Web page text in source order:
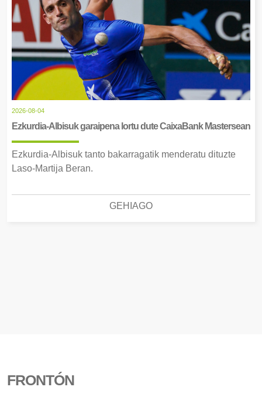
2026-08-04
Ezkurdia-Albisuk garaipena lortu dute CaixaBank Mastersean
Ezkurdia-Albisuk tanto bakarragatik menderatu dituzte
Laso-Martija Beran.
GEHIAGO
FRONTÓN